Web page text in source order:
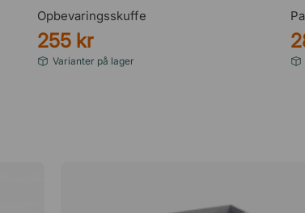
Opbevaringsskuffe
255 kr
Varianter på lager